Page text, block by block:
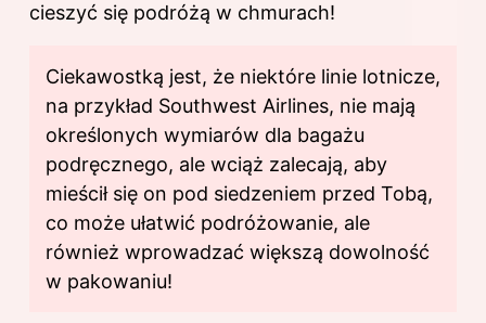
cieszyć się podróżą w chmurach!
Ciekawostką jest, że niektóre linie lotnicze,
na przykład Southwest Airlines, nie mają
określonych wymiarów dla bagażu
podręcznego, ale wciąż zalecają, aby
mieścił się on pod siedzeniem przed Tobą,
co może ułatwić podróżowanie, ale
również wprowadzać większą dowolność
w pakowaniu!